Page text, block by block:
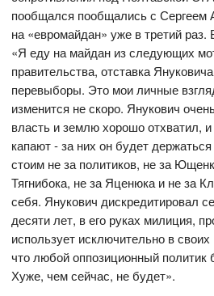
пообщался пообщались с Сергеем
на «евромайдан» уже в третий раз.
«Я еду на майдан из следующих
правительства, отставка
перевыборы. Это мои личные
изменится не скоро. Янукович
власть и землю хорошо отхватил,
капают - за них он будет
стоим не за политиков, не за
Тягнибока, не за Яценюка и не за
себя. Янукович дискредитировал
десяти лет, в его руках милиция,
использует исключительно в
что любой оппозиционный политик
Хуже, чем сейчас, не будет».